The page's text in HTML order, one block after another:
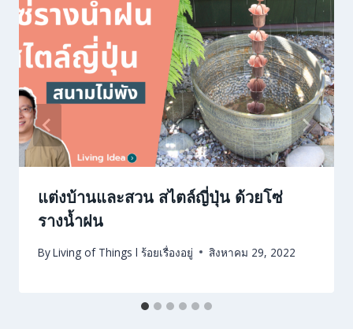
แต่งบ้านและสวน สไตล์ญี่ปุ่น ด้วยโซ่
รางน้ำฝน
ByLiving of Things l ร้อยเรื่องอยู่ สิงหาคม 29, 2022